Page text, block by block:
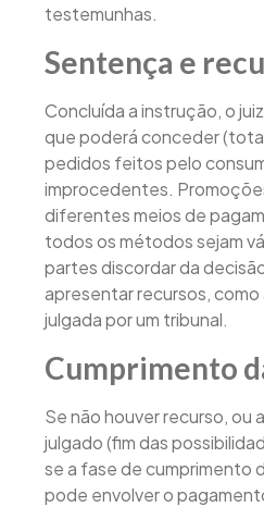
testemunhas.
Sentença e
Concluída a instrução, o
que poderá conceder
pedidos feitos pelo
improcedentes.
diferentes meios de
todos os métodos sejam
partes discordar da
apresentar recursos,
julgada por um tribunal.
Cumprimento
Se não houver recurso, ou
julgado (fim das
se a fase de cumprimento
pode envolver o